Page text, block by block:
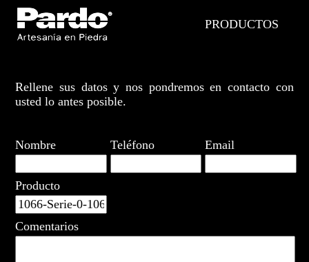
PRODUCTOS
Rellene sus datos y nos pondremos en contacto con
usted lo antes posible.
Nombre Teléfono Email
Producto
Comentarios